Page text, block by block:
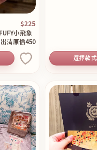
$225
小飛象
清原價450
選擇款式